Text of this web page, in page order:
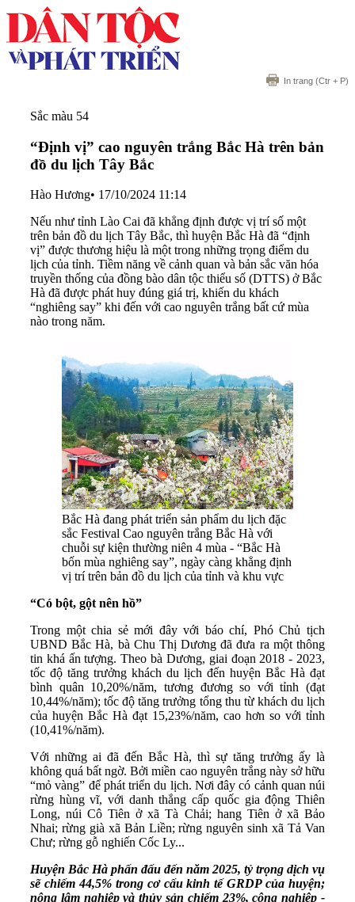
In trang (Ctr + P)
Sắc màu 54
“Định vị” cao nguyên trắng Bắc Hà trên bản
đồ du lịch Tây Bắc
Hào Hương• 17/10/2024 11:14
Nếu như tỉnh Lào Cai đã khẳng định được vị trí số một
trên bản đồ du lịch Tây Bắc, thì huyện Bắc Hà đã “định
vị” được thương hiệu là một trong những trọng điểm du
lịch của tỉnh. Tiềm năng về cảnh quan và bản sắc văn hóa
truyền thống của đồng bào dân tộc thiểu số (DTTS) ở Bắc
Hà đã được phát huy đúng giá trị, khiến du khách
“nghiêng say” khi đến với cao nguyên trắng bất cứ mùa
nào trong năm.
Bắc Hà đang phát triển sản phẩm du lịch đặc
sắc Festival Cao nguyên trắng Bắc Hà với
chuỗi sự kiện thường niên 4 mùa - “Bắc Hà
bốn mùa nghiêng say”, ngày càng khẳng định
vị trí trên bản đồ du lịch của tỉnh và khu vực
“Có bột, gột nên hồ”
Trong một chia sẻ mới đây với báo chí, Phó Chủ tịch
UBND Bắc Hà, bà Chu Thị Dương đã đưa ra một thông
tin khá ấn tượng. Theo bà Dương, giai đoạn 2018 - 2023,
tốc độ tăng trưởng khách du lịch đến huyện Bắc Hà đạt
bình quân 10,20%/năm, tương đương so với tỉnh (đạt
10,44%/năm); tốc độ tăng trưởng tổng thu từ khách du lịch
của huyện Bắc Hà đạt 15,23%/năm, cao hơn so với tỉnh
(10,41%/năm).
Với những ai đã đến Bắc Hà, thì sự tăng trưởng ấy là
không quá bất ngờ. Bởi miền cao nguyên trắng này sở hữu
“mỏ vàng” để phát triển du lịch. Nơi đây có cảnh quan núi
rừng hùng vĩ, với danh thắng cấp quốc gia động Thiên
Long, núi Cô Tiên ở xã Tà Chải; hang Tiên ở xã Bảo
Nhai; rừng già xã Bản Liền; rừng nguyên sinh xã Tả Van
Chư; rừng gỗ nghiến Cốc Ly...
Huyện Bắc Hà phấn đấu đến năm 2025, tỷ trọng dịch vụ
sẽ chiếm 44,5% trong cơ cấu kinh tế GRDP của huyện;
nông lâm nghiệp và thủy sản chiếm 23%, công nghiệp -